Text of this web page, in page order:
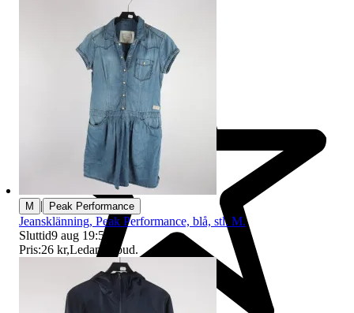
M | Peak Performance
Jeansklänning, Peak Performance, blå, stl. M.
Sluttid9 aug 19:59
Pris:26 kr,Ledande bud.